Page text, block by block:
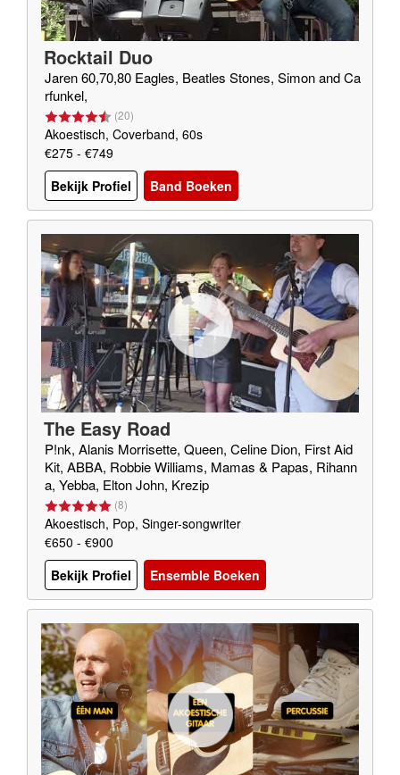
Rocktail Duo
Jaren 60,70,80 Eagles, Beatles Stones, Simon and Ca
rfunkel,
(20)
Akoestisch, Coverband, 60s
€275 - €749
Bekijk Profiel
Band Boeken
The Easy Road
P!nk, Alanis Morrisette, Queen, Celine Dion, First Aid
Kit, ABBA, Robbie Williams, Mamas & Papas, Rihann
a, Yebba, Elton John, Krezip
(8)
Akoestisch, Pop, Singer-songwriter
€650 - €900
Bekijk Profiel
Ensemble Boeken